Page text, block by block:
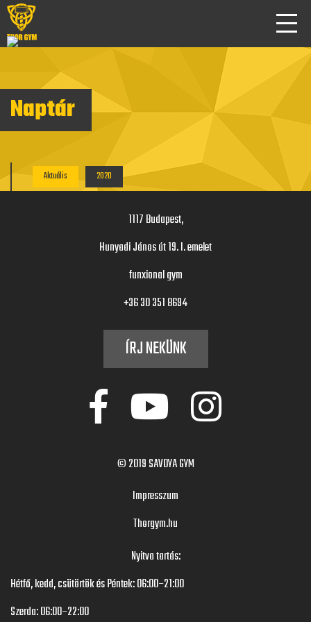
Naptár
Aktuális 2020
1117 Budapest,
Hunyadi János út 19. I. emelet
funxional gym
+36 30 351 8694
ÍRJ NEKÜNK
© 2019SAVOYA GYM
Impresszum
Thorgym.hu
Nyitva tartás:
Hétfő, kedd, csütörtök és Péntek: 06:00–21:00
Szerda: 06:00–22:00